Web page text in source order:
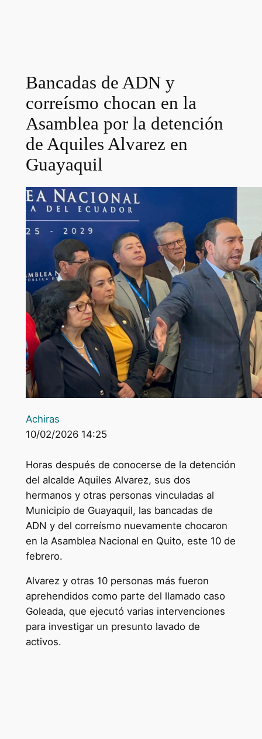
Bancadas de ADN y
correísmo chocan en la
Asamblea por la detención
de Aquiles Alvarez en
Guayaquil
Achiras
10/02/2026 14:25
Horas después de conocerse de la detención
del alcalde Aquiles Alvarez, sus dos
hermanos y otras personas vinculadas al
Municipio de Guayaquil, las bancadas de
ADN y del correísmo nuevamente chocaron
en la Asamblea Nacional en Quito, este 10 de
febrero.
Alvarez y otras 10 personas más fueron
aprehendidos como parte del llamado caso
Goleada, que ejecutó varias intervenciones
para investigar un presunto lavado de
activos.